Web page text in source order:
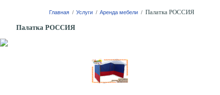
Главная / Услуги / Аренда мебели / Палатка РОССИЯ
Палатка РОССИЯ